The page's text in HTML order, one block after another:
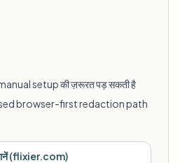
setup की ज़रूरत पड़ सकती है
browser-first redaction path
(flixier.com)